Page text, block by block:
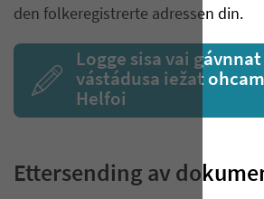
den folkeregistrerte adressen din.
Logge sisa vai gávnnat
vástádusa iežat
Helfoi
Ettersending av